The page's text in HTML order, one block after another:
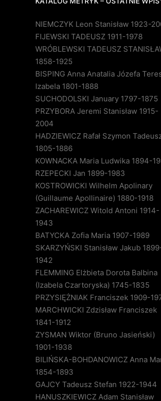
NIEMCZYK Leon Stanisław 1923-
FIJEWSKI TADEUSZ 1911-1978
WRÓBLEWSKI TADEUSZ
1858-1925
BISPING Anna Anatalia Józefa
Izabela 1801-1888
SUCHODOLSKI January 1797-1875
PRZYBORA Jeremi Stanisław 1915-
2004
HADZIEWICZ Rafał Szymon
1805-1886
KOWNACKA Maria Ludwika 1894-
RZEPECKI Jan 1899-1983
KOSTROWICKI Wilhelm Apolinary
(Guillaume Apollinaire) 1880-1918
ZACHAREWICZ Witold Antoni 1914-
1943
BATYCKA Zofia Maria 1907-1989
SKARZYŃSKI Stanisław Jakub
1942
FLEMMING Elżbieta Dorota Balbina
(Izabela Czartoryska) 1745-1835
PRZYSIĘŻNIAK Franciszek 1909-
MARCHWICKI Zdzisław Franciszek
1841-1912
ZYSMAN Wiktor (Bruno Jasieński)
1901-1938
BILIŃSKA-BOHDANOWICZ Anna
1854-1893
GAJCY Tadeusz Stefan 1922-1944
HANUSZKIEWICZ Adam Stanisław